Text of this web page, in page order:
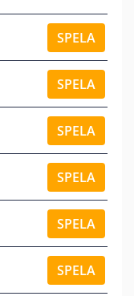
SPELA
SPELA
SPELA
SPELA
SPELA
SPELA